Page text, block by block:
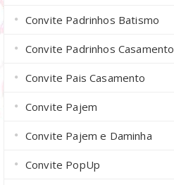
Convite Padrinhos Batismo
Convite Padrinhos Casamento
Convite Pais Casamento
Convite Pajem
Convite Pajem e Daminha
Convite PopUp